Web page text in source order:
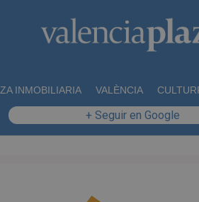
INMOBILIARIA VALÈNCIA
+ Seguir en Google